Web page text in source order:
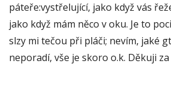
páteře:vystřelující, jako když vás
jako když mám něco v oku. Je to
slzy mi tečou při pláči; nevím, jaké
neporadí, vše je skoro o.k. Děkuji